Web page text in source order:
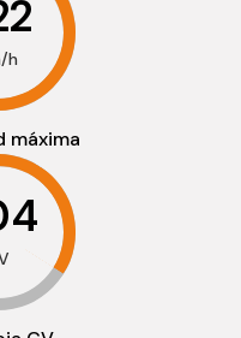
h
máxima